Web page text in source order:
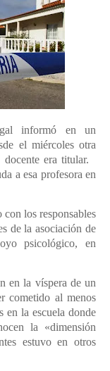
informó en un
el miércoles otra
docente era titular.
a esa profesora en
los responsables
de la asociación de
psicológico, en
en la víspera de un
cometido al menos
en la escuela donde
la «dimensión
estuvo en otros